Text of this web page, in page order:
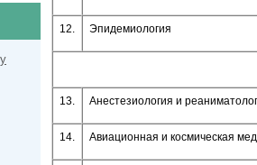
12. Эпидемиология
13. Анестезиология и
14. Авиационная и космическая